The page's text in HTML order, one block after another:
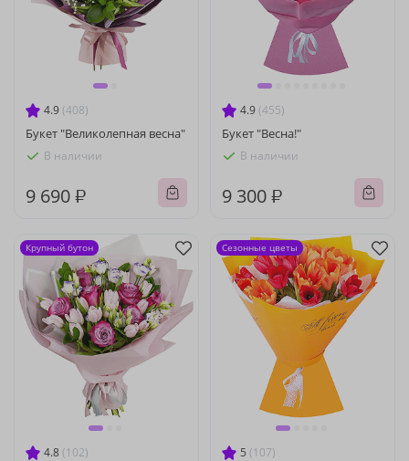
4.9 (408)
Букет "Великолепная весна"
В наличии
9 690 ₽
4.9 (455)
Букет "Весна!"
В наличии
9 300 ₽
4.8 (102)
Крупный бутон
5 (107)
Сезонные цветы